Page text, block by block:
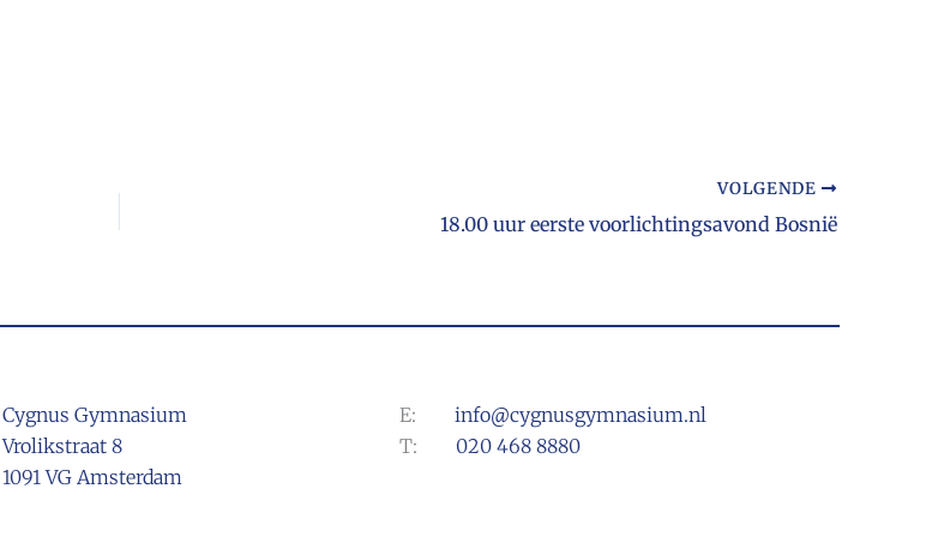
VOLGENDE
18.00 uur eerste voorlichtingsavond Bosnië
Cygnus Gymnasium
Vrolikstraat 8
1091 VG Amsterdam
E:info@cygnusgymnasium.nl
T: 020 468 8880